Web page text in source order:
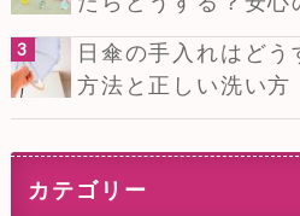
日傘の手入れはど
方法と正しい洗い方
カテゴリー